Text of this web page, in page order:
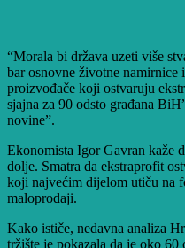
“Morala bi država uzeti više
bar osnovne životne namirnice
proizvođače koji ostvaruju
sjajna za 90 odsto građana
novine”.
Ekonomista Igor Gavran kaže
dolje. Smatra da ekstraprofit
koji najvećim dijelom utiču na
maloprodaji.
Kako ističe, nedavna analiza
tržište je pokazala da je oko